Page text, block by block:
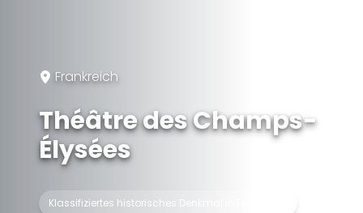
Frankreich
Théâtre des Champs-
Élysées
Klassifiziertes historisches Denkmal in Frankreich